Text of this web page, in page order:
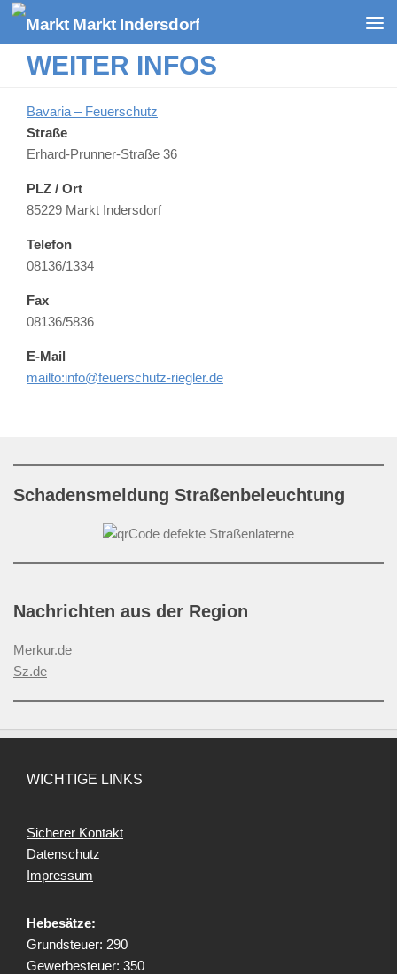
Zum Inhalt springen
WEITER INFOS
Bavaria – Feuerschutz
Straße
Erhard-Prunner-Straße 36
PLZ / Ort
85229 Markt Indersdorf
Telefon
08136/1334
Fax
08136/5836
E-Mail
mailto:info@feuerschutz-riegler.de
Schadensmeldung Straßenbeleuchtung
Nachrichten aus der Region
Merkur.de
Sz.de
WICHTIGE LINKS
Sicherer Kontakt
Datenschutz
Impressum
Hebesätze:
Grundsteuer: 290
Gewerbesteuer: 350